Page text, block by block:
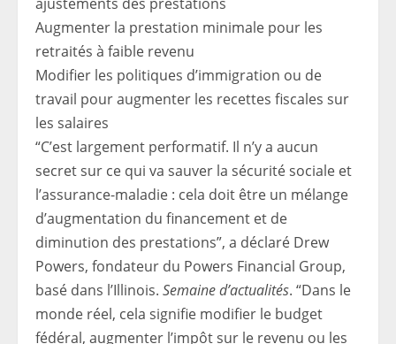
Augmenter la prestation minimale pour les
retraités à faible revenu
Modifier les politiques d’immigration ou de
travail pour augmenter les recettes fiscales sur
les salaires
“C’est largement performatif. Il n’y a aucun
secret sur ce qui va sauver la sécurité sociale et
l’assurance-maladie : cela doit être un mélange
d’augmentation du financement et de
diminution des prestations”, a déclaré Drew
Powers, fondateur du Powers Financial Group,
basé dans l’Illinois. Semaine d’actualités. “Dans le
monde réel, cela signifie modifier le budget
fédéral, augmenter l’impôt sur le revenu ou les